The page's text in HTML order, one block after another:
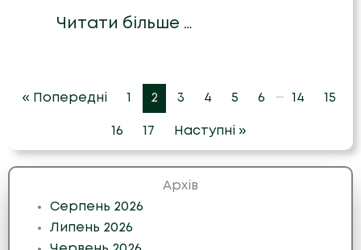
Читати більше …
« Попередні 1 2 3 4 5 6 … 14 15
16 17 Наступні »
Архів
Серпень 2026
Липень 2026